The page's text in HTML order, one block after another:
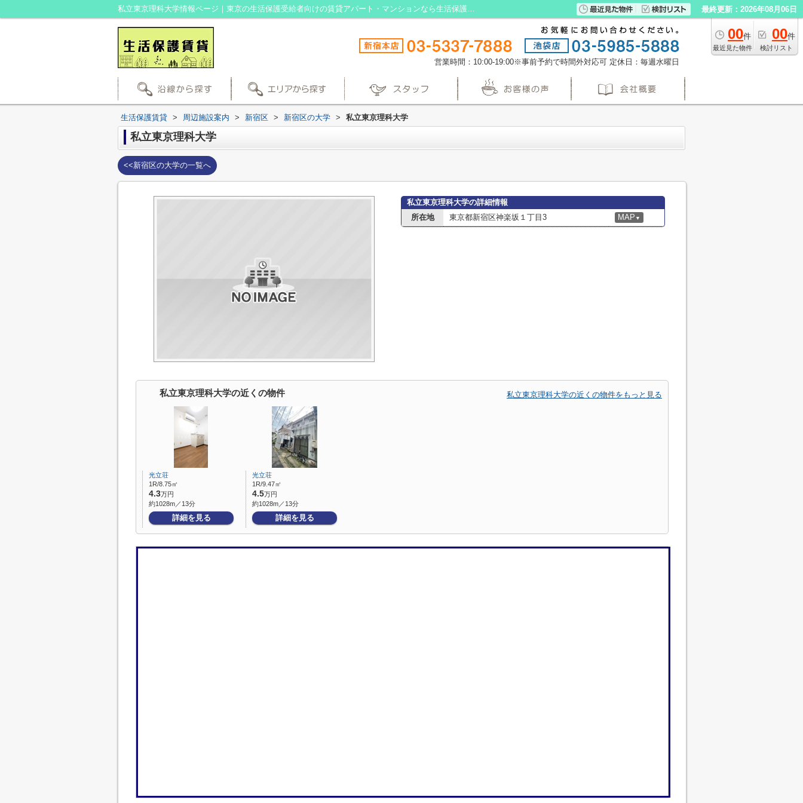
私立東京理科大学情報ページ｜東京の生活保護受給者向けの賃貸アパート・マンションなら生活保護賃貸 最終更新：2026年08月06日
00件
最近見た物件
00件
検討リスト
営業時間：10:00-19:00※事前予約で時間外対応可 定休日：毎週水曜日
生活保護賃貸 > 周辺施設案内 > 新宿区 > 新宿区の大学 > 私立東京理科大学
私立東京理科大学
<<新宿区の大学の一覧へ
私立東京理科大学の詳細情報
所在地
東京都新宿区神楽坂１丁目3 MAP ▼
私立東京理科大学の近くの物件 私立東京理科大学の近くの物件をもっと見る
光立荘
1R/8.75㎡
4.3万円
約1028m／13分
詳細を見る
光立荘
1R/9.47㎡
4.5万円
約1028m／13分
詳細を見る